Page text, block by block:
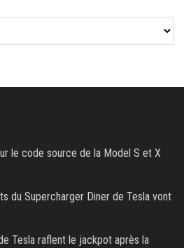
le code source de la Model S et X
du Supercharger Diner de Tesla vont
Tesla raflent le jackpot après la